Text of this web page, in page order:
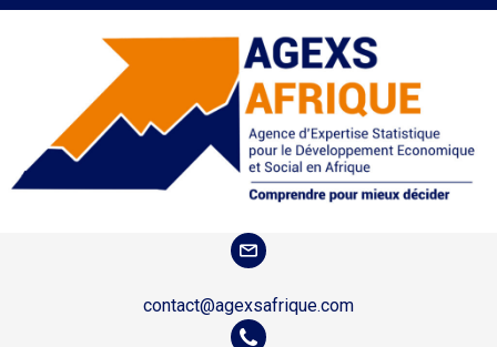
contact@agexsafrique.com